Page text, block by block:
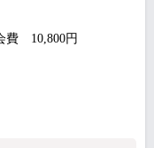
費 10,800円